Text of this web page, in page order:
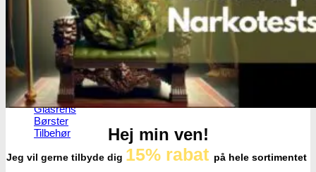
Røgelsespinde
Røgelseskegler
Salviebundter
Røgelsesholdere
Rengøring
Lugt- og duftfjernere
Glasrens
Børster
Tilbehør
Hej min ven!
Jeg vil gerne tilbyde dig 15% rabat på hele sortimentet